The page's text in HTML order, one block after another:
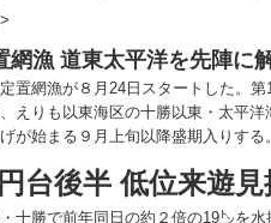
網漁 道東太平洋を先陣に
置網漁が８月24日スタートした。
えりも以東海区の十勝以東・太平
が始まる９月上旬以降盛期入りする。
台後半 低位来遊
十勝で前年同日の約２倍の19㌧を